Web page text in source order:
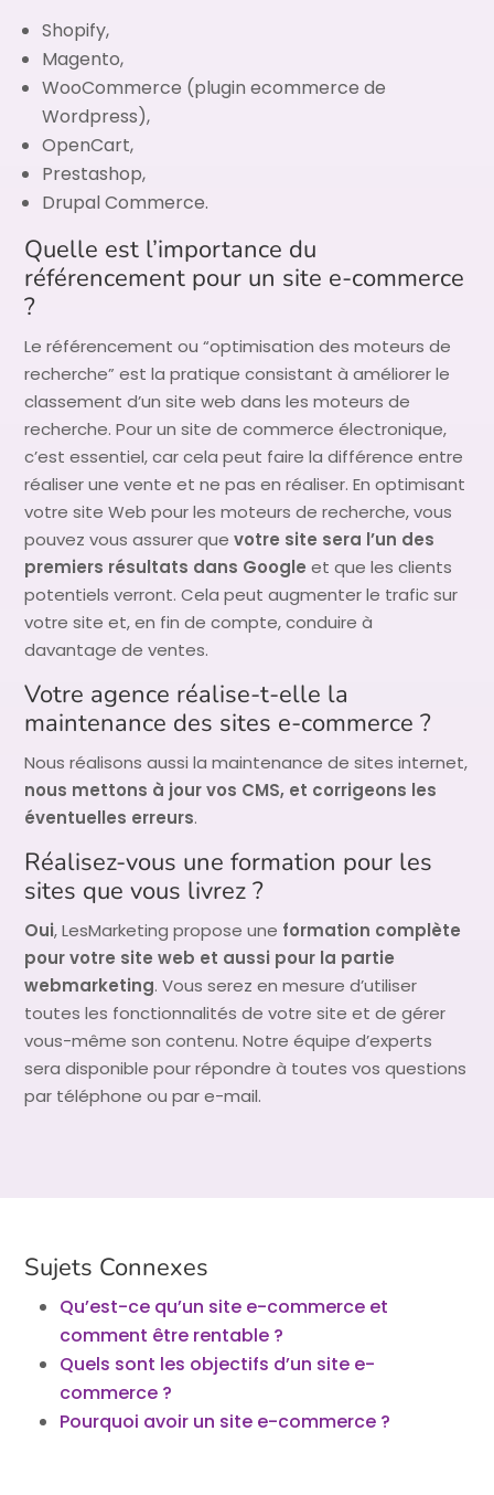
Shopify,
Magento,
WooCommerce (plugin ecommerce de
Wordpress),
OpenCart,
Prestashop,
Drupal Commerce.
Quelle est l’importance du
référencement pour un site e-commerce
?
Le référencement ou “optimisation des moteurs de
recherche” est la pratique consistant à améliorer le
classement d’un site web dans les moteurs de
recherche. Pour un site de commerce électronique,
c’est essentiel, car cela peut faire la différence entre
réaliser une vente et ne pas en réaliser. En optimisant
votre site Web pour les moteurs de recherche, vous
pouvez vous assurer quevotre site sera l’un des
premiers résultats dans Google et que les clients
potentiels verront. Cela peut augmenter le trafic sur
votre site et, en fin de compte, conduire à
davantage de ventes.
Votre agence réalise-t-elle la
maintenance des sites e-commerce ?
Nous réalisons aussi la maintenance de sites internet,
nous mettons à jour vos CMS, et corrigeons les
éventuelles erreurs.
Réalisez-vous une formation pour les
sites que vous livrez ?
Oui, LesMarketing propose une formation complète
pour votre site web et aussi pour la partie
webmarketing. Vous serez en mesure d’utiliser
toutes les fonctionnalités de votre site et de gérer
vous-même son contenu. Notre équipe d’experts
sera disponible pour répondre à toutes vos questions
par téléphone ou par e-mail.
Sujets Connexes
Qu’est-ce qu’un site e-commerce et
comment être rentable ?
Quels sont les objectifs d’un site e-
commerce ?
Pourquoi avoir un site e-commerce ?